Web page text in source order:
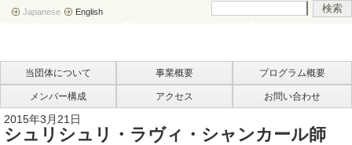
Japanese English
当団体について 事業概要 プログラム概要
メンバー構成 アクセス お問い合わせ
2015年3月21日
シュリシュリ・ラヴィ・シャンカール師